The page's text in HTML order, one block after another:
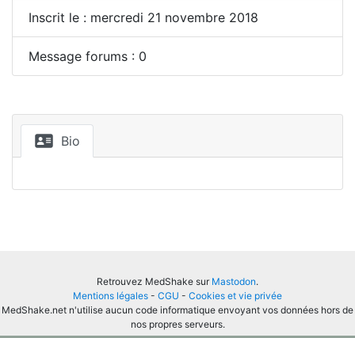
Inscrit le : mercredi 21 novembre 2018
Message forums : 0
Bio
Retrouvez MedShake sur Mastodon.
Mentions légales - CGU - Cookies et vie privée
MedShake.net n'utilise aucun code informatique envoyant vos données hors de
nos propres serveurs.